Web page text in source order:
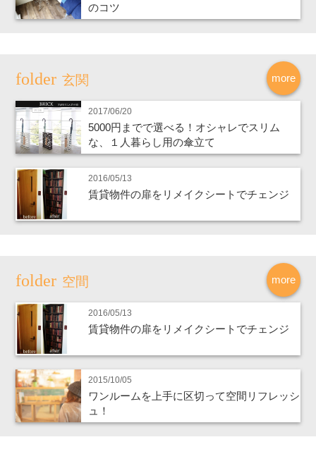
のコツ
more
玄関
2017/06/20
5000円までで選べる！オシャレでスリム
な、１人暮らし用の傘立て
2016/05/13
賃貸物件の扉をリメイクシートでチェンジ
more
空間
2016/05/13
賃貸物件の扉をリメイクシートでチェンジ
2015/10/05
ワンルームを上手に区切って空間リフレッシ
ュ！